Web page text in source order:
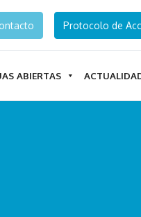
Protocolo de
ABIERTAS